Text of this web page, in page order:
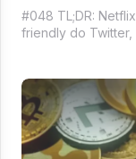
#048 TL;DR:
friendly do Twitter,
didididiê and more.